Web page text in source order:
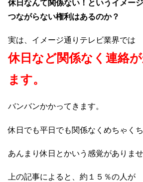
休日なんて関係ない！というイメー
つながらない権利はあるのか？
実は、イメージ通りテレビ業界では
休日など関係なく連絡
ます。
バンバンかかってきます。
休日でも平日でも関係なくめちゃく
あんまり休日とかいう感覚がありませ
上の記事によると、約１５％の人が